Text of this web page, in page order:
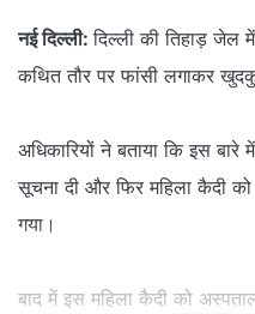
नई दिल्ली: दिल्ली की तिहाड़
कथित तौर पर फांसी लगाकर
अधिकारियों ने बताया कि इस बारे
सूचना दी और फिर महिला कैदी
गया।
बाद में इस महिला कैदी को